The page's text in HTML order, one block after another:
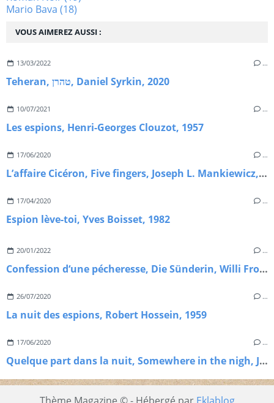
VOUS AIMEREZ AUSSI :
13/03/2022 …
Teheran, טהרן, Daniel Syrkin, 2020
10/07/2021 …
Les espions, Henri-Georges Clouzot, 1957
17/06/2020 …
L’affaire Cicéron, Five fingers, Joseph L. Mankiewicz, 1952
17/04/2020 …
Espion lève-toi, Yves Boisset, 1982
20/01/2022 …
Confession d‘une pécheresse, Die Sünderin, Willi Frost, 1951
26/07/2020 …
La nuit des espions, Robert Hossein, 1959
17/06/2020 …
Quelque part dans la nuit, Somewhere in the nigh, Joseph L. Markiewicz, 1946
Mario Bava (18)
Thème Magazine © - Hébergé par Eklablog